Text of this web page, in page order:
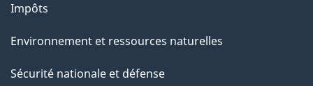
Impôts
Environnement et ressources naturelles
Sécurité nationale et défense